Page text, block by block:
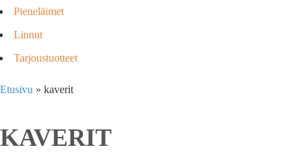
Pieneläimet
Linnut
Tarjoustuotteet
Etusivu » kaverit
KAVERIT